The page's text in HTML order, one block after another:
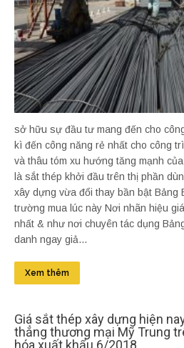
sở hữu sự đầu tư mang đến cho
kì đến công năng rẻ nhất cho công
và thâu tóm xu hướng tăng mạnh
là sắt thép khởi đầu trên thị phần
xây dựng vừa đổi thay bần bật Bảng
trường mua lúc này Nơi nhãn hiệu
nhất & như nơi chuyên tác dụng
danh ngay giả...
Xem thêm
Giá sắt thép xây dựng hiện
thẳng thương mại Mỹ Trung
hóa xuất khẩu 6/2018